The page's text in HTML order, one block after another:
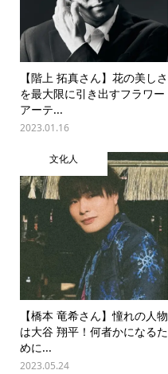
【階上 拓真さん】花の美しさ
を最大限に引き出すフラワー
アーテ...
2023.01.16
文化人
【橋本 竜希さん】憧れの人物
は大谷 翔平！何者かになるた
めに...
2023.05.24